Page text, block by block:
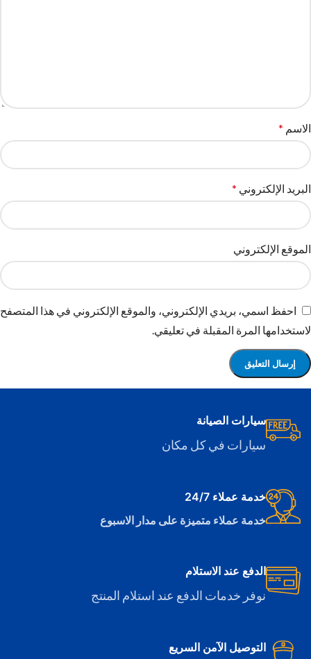
الاسم *
البريد الإلكتروني *
الموقع الإلكتروني
احفظ اسمي، بريدي الإلكتروني، والموقع الإلكتروني في هذا المتصفح
لاستخدامها المرة المقبلة في تعليقي.
سيارات الصيانة
سيارات في كل مكان
خدمة عملاء 24/7
خدمة عملاء متميزة على مدار الاسبوع
الدفع عند الاستلام
نوفر خدمات الدفع عند استلام المنتج
التوصيل الآمن السريع